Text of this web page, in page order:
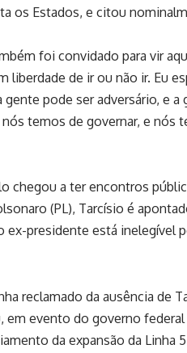
os Estados, e citou
foi convidado para vir
liberdade de ir ou não ir. Eu
gente pode ser adversário, e
temos de governar, e
chegou a ter encontros
(PL), Tarcísio é
ex-presidente está inelegível
reclamado da ausência de
evento do governo federal
da expansão da Linha